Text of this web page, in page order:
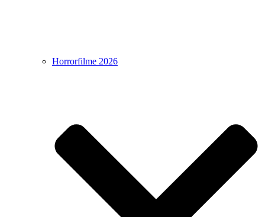
Horrorfilme 2026